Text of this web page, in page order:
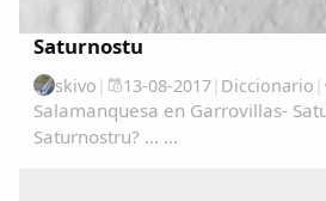
Saturnostu
skivo | 13-08-2017| Diccionario |
Salamanquesa en Garrovillas-
Saturnostru? ... ...